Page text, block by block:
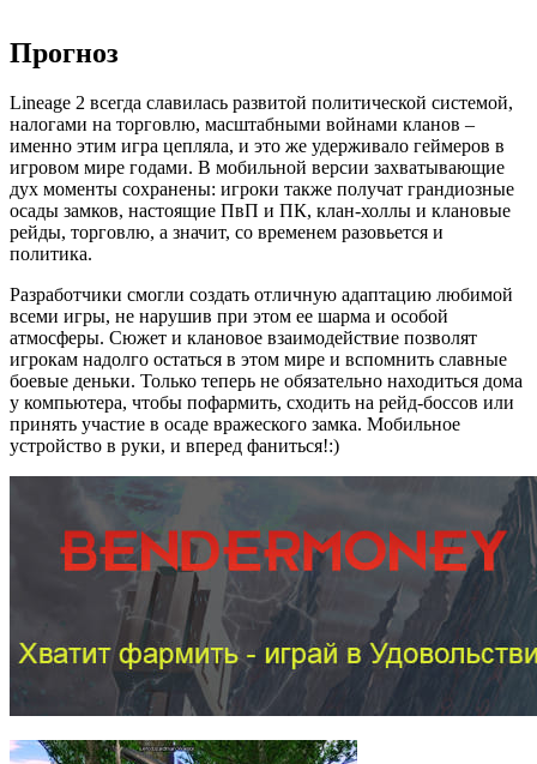
Прогноз
Lineage 2 всегда славилась развитой политической системой,
налогами на торговлю, масштабными войнами кланов –
именно этим игра цепляла, и это же удерживало геймеров в
игровом мире годами. В мобильной версии захватывающие
дух моменты сохранены: игроки также получат грандиозные
осады замков, настоящие ПвП и ПК, клан-холлы и клановые
рейды, торговлю, а значит, со временем разовьется и
политика.
Разработчики смогли создать отличную адаптацию любимой
всеми игры, не нарушив при этом ее шарма и особой
атмосферы. Сюжет и клановое взаимодействие позволят
игрокам надолго остаться в этом мире и вспомнить славные
боевые деньки. Только теперь не обязательно находиться дома
у компьютера, чтобы пофармить, сходить на рейд-боссов или
принять участие в осаде вражеского замка. Мобильное
устройство в руки, и вперед фаниться!:)